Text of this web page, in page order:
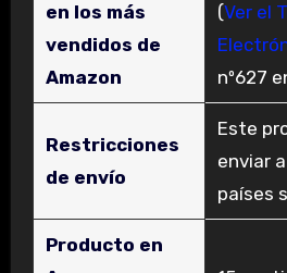
en los más
vendidos de
Amazon
(Ver el
nº627
Restricciones
de envío
Este
enviar
países
Producto en